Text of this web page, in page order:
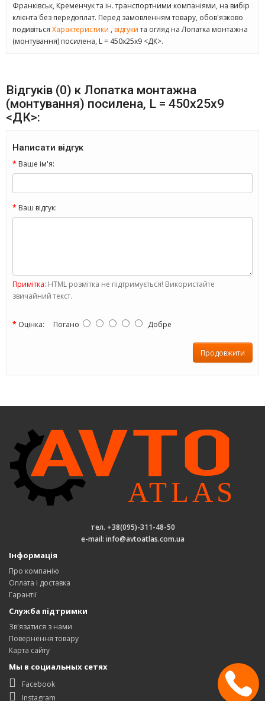
Франківськ, Кременчук та ін. транспортними компаніями, на вибір
клієнта без передоплат. Перед замовленням товару, обов'язково
подивіться Характеристики , відгукита огляд на Лопатка монтажна
(монтування) посилена, L = 450х25х9 <ДК>.
Відгуків (0) к Лопатка монтажна
(монтування) посилена, L = 450х25х9
<ДК>:
Написати відгук
Ваше ім'я:
Ваш відгук:
Примітка: HTML розмітка не підтримується! Використайте
звичайний текст.
Оцінка: Погано Добре
Продовжити
тел. +38(095)-311-48-50
e-mail: info@avtoatlas.com.ua
Інформація
Про компанію
Оплата і доставка
Гарантії
Служба підтримки
Зв'язатися з нами
Повернення товару
Карта сайту
Мы в социальных сетях
Facebook
Instagram